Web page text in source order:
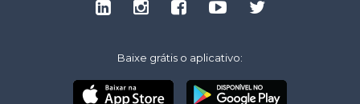
Baixe grátis o aplicativo: